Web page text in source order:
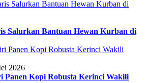
Salurkan Bantuan Hewan Kurban di
2026
Panen Kopi Robusta Kerinci Wakili